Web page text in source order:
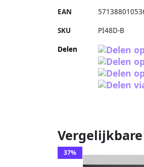
EAN
SKU PI48D-B
Delen
37%